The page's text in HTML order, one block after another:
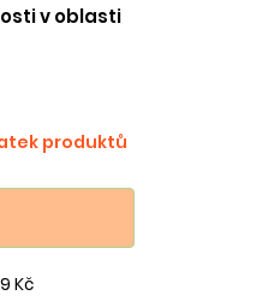
v oblasti
produktů
Kč